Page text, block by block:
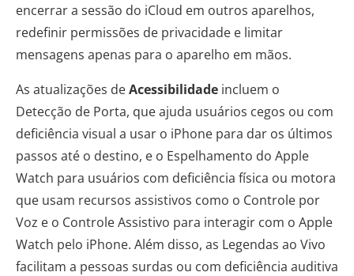
encerrar a sessão do iCloud em outros aparelhos,
redefinir permissões de privacidade e limitar
mensagens apenas para o aparelho em mãos.
As atualizações deAcessibilidade incluem o
Detecção de Porta, que ajuda usuários cegos ou com
deficiência visual a usar o iPhone para dar os últimos
passos até o destino, e o Espelhamento do Apple
Watch para usuários com deficiência física ou motora
que usam recursos assistivos como o Controle por
Voz e o Controle Assistivo para interagir com o Apple
Watch pelo iPhone. Além disso, as Legendas ao Vivo
facilitam a pessoas surdas ou com deficiência auditiva